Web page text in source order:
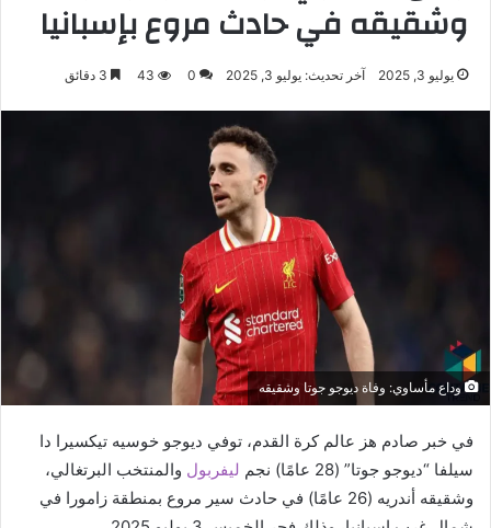
وشقيقه في حادث مروع بإسبانيا
يوليو 3, 2025 آخر تحديث: يوليو 3, 2025 0
43
وداع مأساوي: وفاة ديوجو جوتا وشقيقه
في خبر صادم هز عالم كرة القدم، توفي ديوجو خوسيه تيكسيرا دا
سيلفا “ديوجو جوتا” (28 عامًا) نجم
ليفربول والمنتخب البرتغالي،
وشقيقه أندريه (26 عامًا) في حادث سير مروع بمنطقة زامورا في